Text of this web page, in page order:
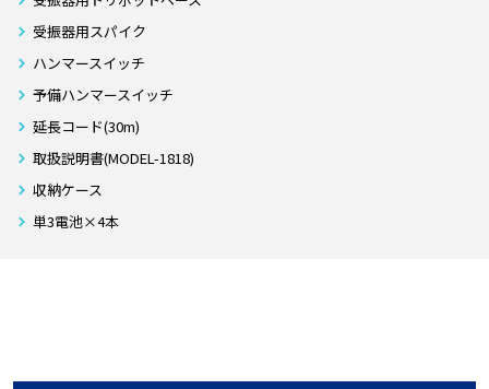
受振器用スパイク
ハンマースイッチ
予備ハンマースイッチ
延長コード(30m)
取扱説明書(MODEL-1818)
収納ケース
単3電池×4本